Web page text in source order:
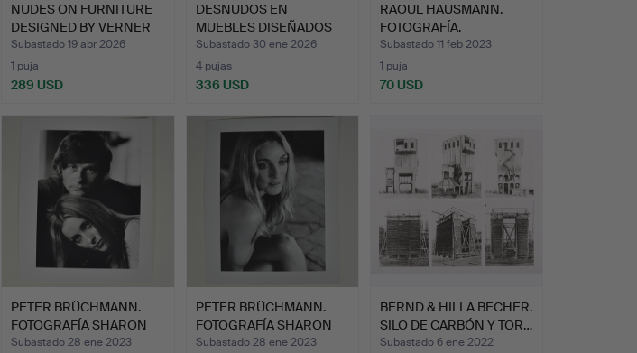
NUDES ON FURNITURE
DESIGNED BY VERNER
PANT…
Subastado 19 abr 2026
1 puja
289 USD
DESNUDOS EN
MUEBLES DISEÑADOS
POR VERNER P…
Subastado 30 ene 2026
4 pujas
336 USD
RAOUL HAUSMANN.
FOTOGRAFÍA.
Subastado 11 feb 2023
1 puja
70 USD
PETER BRÜCHMANN.
FOTOGRAFÍA SHARON
TATE Y …
Subastado 28 ene 2023
PETER BRÜCHMANN.
FOTOGRAFÍA SHARON
TATE.
Subastado 28 ene 2023
BERND & HILLA BECHER.
SILO DE CARBÓN Y TOR…
Subastado 6 ene 2022